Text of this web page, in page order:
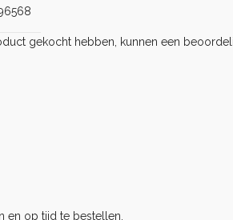
gekocht hebben, kunnen een
en op tijd te bestellen.